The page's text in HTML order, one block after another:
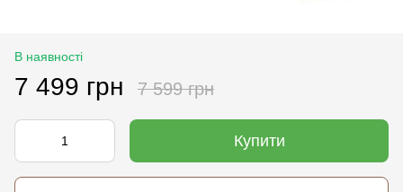
В наявності
7 499 грн 7 599 грн
Купити